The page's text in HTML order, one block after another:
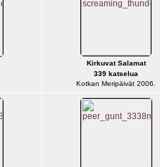
Kirkuvat Salamat
339 katselua
Kotkan Meripäivät 2006.